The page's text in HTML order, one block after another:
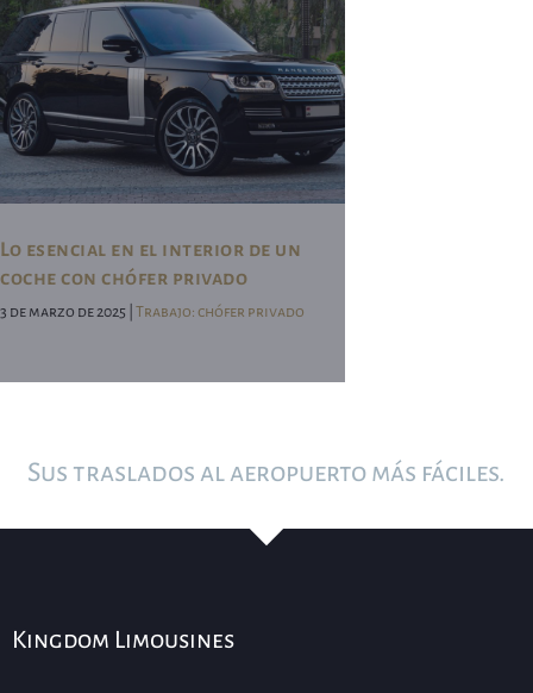
Lo esencial en el interior de un
coche con chófer privado
3 de marzo de 2025 | Trabajo: chófer privado
Sus traslados al aeropuerto más fáciles.
Kingdom Limousines